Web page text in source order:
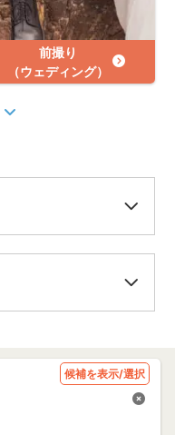
前撮り
（ウェディング）
候補を表示/選択